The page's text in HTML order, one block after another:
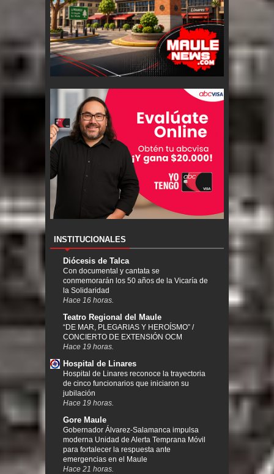
INSTITUCIONALES
Diócesis de Talca
Con documental y cantata se
conmemorarán los 50 años de la Vicaría de
la Solidaridad
Hace 16 horas.
Teatro Regional del Maule
“DE MAR, PLEGARIAS Y HEROÍSMO” /
CONCIERTO DE EXTENSIÓN OCM
Hace 19 horas.
Hospital de Linares
Hospital de Linares reconoce la trayectoria
de cinco funcionarios que iniciaron su
jubilación
Hace 19 horas.
Gore Maule
Gobernador Álvarez-Salamanca impulsa
moderna Unidad de Alerta Temprana Móvil
para fortalecer la respuesta ante
emergencias en el Maule
Hace 21 horas.